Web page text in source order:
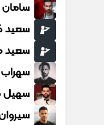
سعید
سعید
سهراب
سهیل